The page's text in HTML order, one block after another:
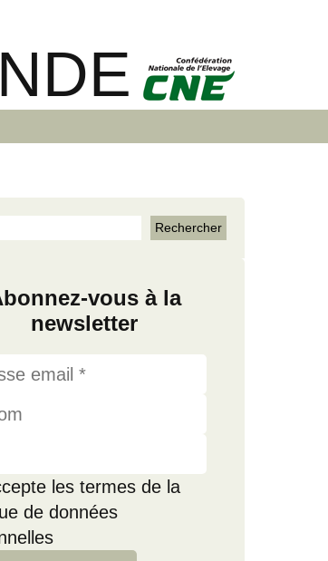
vous à la
newsletter
les termes de la
de données